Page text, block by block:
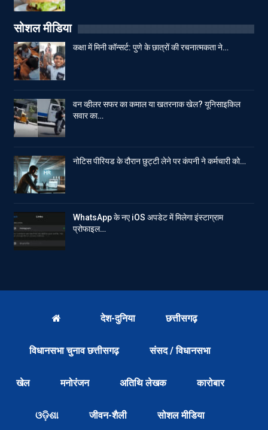
सोशल मीडिया
कक्षा में मिनी कॉन्सर्ट: पुणे के छात्रों की रचनात्मकता ने…
वन व्हीलर सफर का कमाल या खतरनाक खेल? यूनिसाइकिल
सवार का…
नोटिस पीरियड के दौरान छुट्टी लेने पर कंपनी ने कर्मचारी को…
WhatsApp के नए iOS अपडेट में मिलेगा इंस्टाग्राम
प्रोफाइल…
देश-दुनिया छत्तीसगढ़
विधानसभा चुनाव छत्तीसगढ़ संसद / विधानसभा
खेल मनोरंजन अतिथि लेखक कारोबार
ଓଡ଼ିଶା जीवन-शैली सोशल मीडिया